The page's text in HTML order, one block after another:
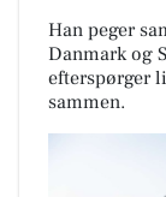
Han peger
Danmark og
efterspørger
sammen.